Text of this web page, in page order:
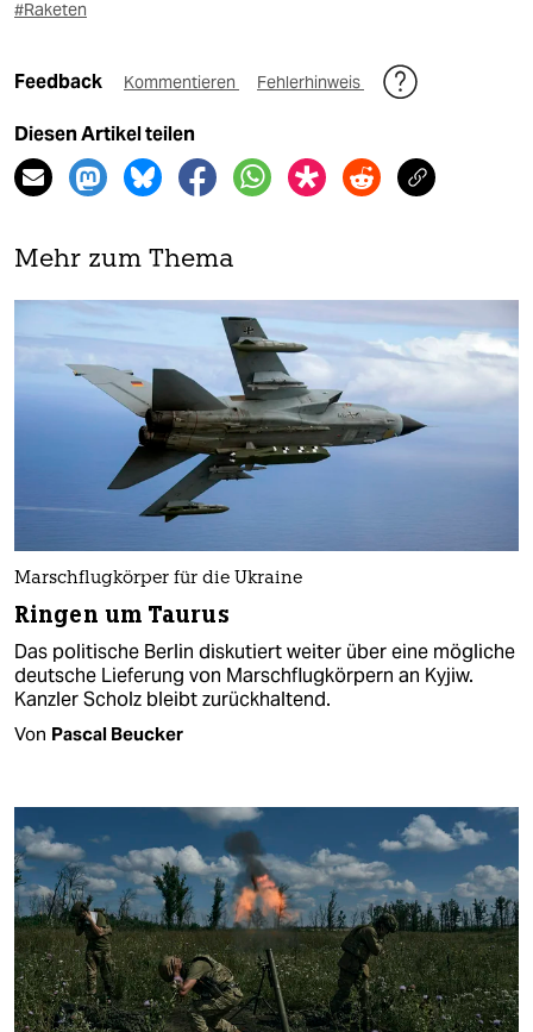
#Raketen
Feedback Kommentieren Fehlerhinweis
Diesen Artikel teilen
Mehr zum Thema
Marschflugkörper für die Ukraine
Ringen um Taurus
Das politische Berlin diskutiert weiter über eine mögliche
deutsche Lieferung von Marschflugkörpern an Kyjiw.
Kanzler Scholz bleibt zurückhaltend.
Von Pascal Beucker